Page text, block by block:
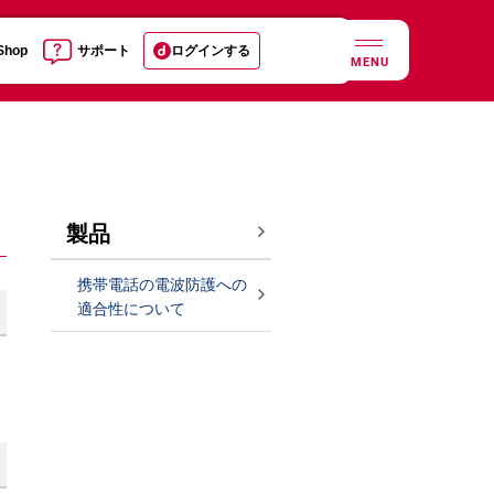
サポート ログインする
MENU
製品
携帯電話の電波防護への
適合性について